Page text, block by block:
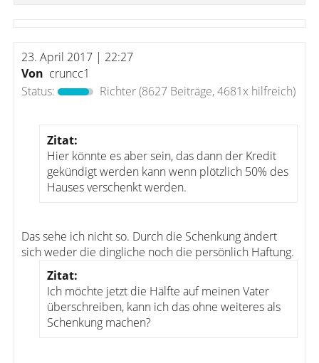
23. April 2017 | 22:27
Von cruncc1
Status:
Richter(8627 Beiträge, 4681x hilfreich)
Zitat:
Hier könnte es aber sein, das dann der Kredit
gekündigt werden kann wenn plötzlich 50% des
Hauses verschenkt werden.
Das sehe ich nicht so. Durch die Schenkung ändert
sich weder die dingliche noch die persönlich Haftung.
Zitat:
Ich möchte jetzt die Hälfte auf meinen Vater
überschreiben, kann ich das ohne weiteres als
Schenkung machen?